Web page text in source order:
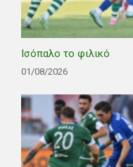
Ισόπαλο το φιλικό
01/08/2026